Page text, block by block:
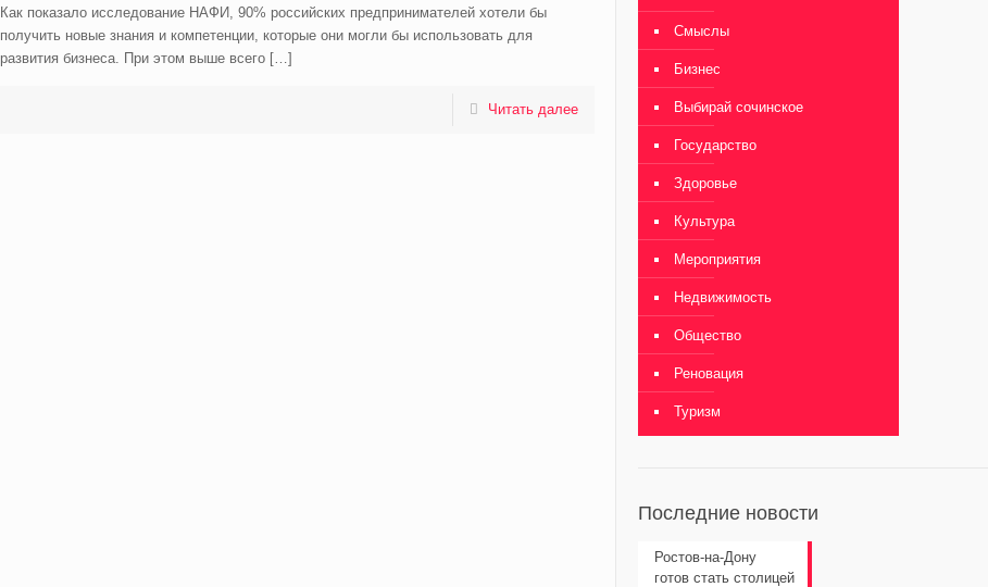
Как показало исследование НАФИ, 90% российских предпринимателей хотели бы
получить новые знания и компетенции, которые они могли бы использовать для
развития бизнеса. При этом выше всего[…]
Читать далее
Смыслы
Бизнес
Выбирай сочинское
Государство
Здоровье
Культура
Мероприятия
Недвижимость
Общество
Реновация
Туризм
Последние новости
Ростов-на-Дону
готов стать столицей